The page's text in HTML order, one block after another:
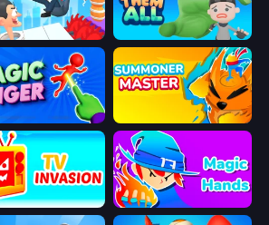
Swing Monster: Decisive Battle Grab Them All
Finger 3D Summoner Master
Magic Hands